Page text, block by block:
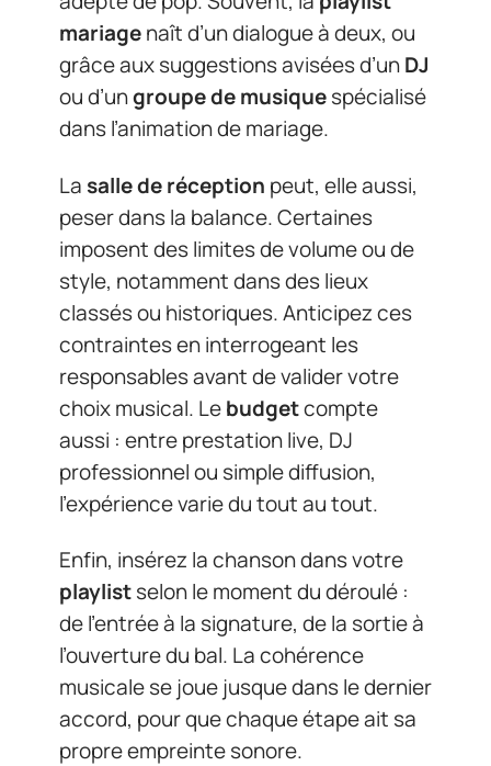
mariagenaît d’un dialogue à deux, ou
grâce aux suggestions avisées d’unDJ
ou d’ungroupe de musiquespécialisé
dans l’animation de mariage.
La salle de réception peut, elle aussi,
peser dans la balance. Certaines
imposent des limites de volume ou de
style, notamment dans des lieux
classés ou historiques. Anticipez ces
contraintes en interrogeant les
responsables avant de valider votre
choix musical. Lebudgetcompte
aussi : entre prestation live, DJ
professionnel ou simple diffusion,
l’expérience varie du tout au tout.
Enfin, insérez la chanson dans votre
playlistselon le moment du déroulé :
de l’entrée à la signature, de la sortie à
l’ouverture du bal. La cohérence
musicale se joue jusque dans le dernier
accord, pour que chaque étape ait sa
propre empreinte sonore.